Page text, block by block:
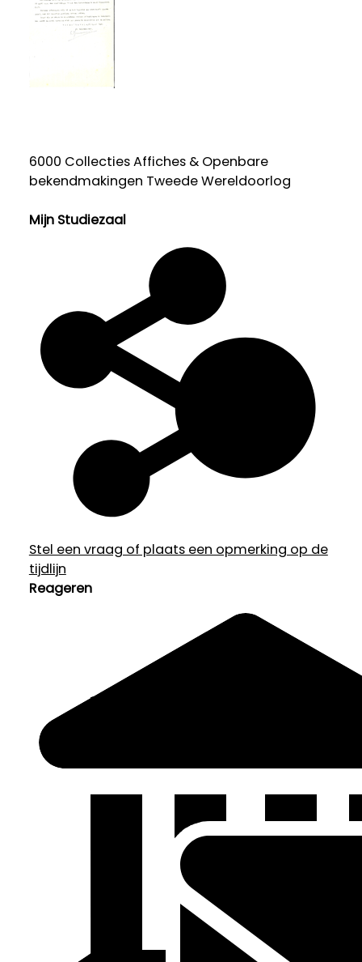
6000 Collecties Affiches & Openbare
bekendmakingen Tweede Wereldoorlog
Mijn Studiezaal
Stel een vraag of plaats een opmerking op de
tijdlijn
Reageren